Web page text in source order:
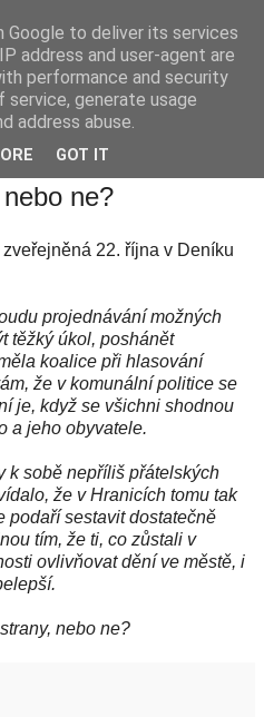
ne?
22. října v Deníku
projednávání možných
těžký úkol, poshánět
koalice při hlasování
že v komunální politice se
je, když se všichni shodnou
a jeho obyvatele.
k sobě nepříliš přátelských
že v Hranicích tomu tak
podaří sestavit dostatečně
tím, že ti, co zůstali v
ovlivňovat dění ve městě, i
nebo ne?
Google to deliver its services
address and user-agent are
performance and security
generate usage
address abuse.
GOT IT